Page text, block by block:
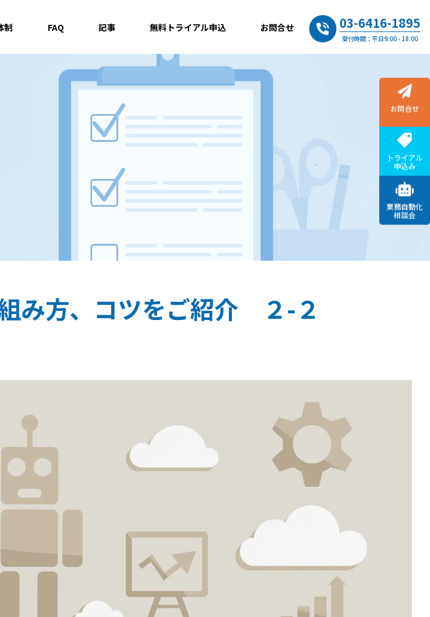
制 FAQ 記事 無料トライアル申込 お問合せ 03-6416-1895
受付時間：平日9:00 - 18:00
み方、コツをご紹介 ２-２
お問合せ
トライアル
申込み
業務自動化
相談会